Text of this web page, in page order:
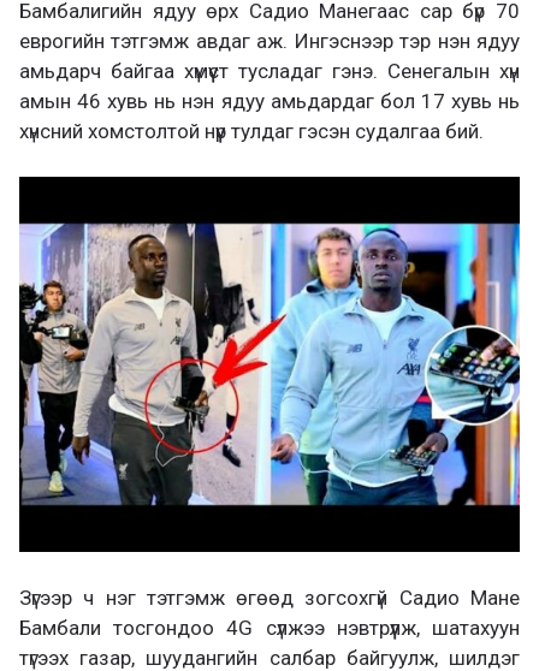
Бамбалигийн ядуу өрх Садио Манегаас сар бүр 70
еврогийн тэтгэмж авдаг аж. Ингэснээр тэр нэн ядуу
амьдарч байгаа хүмүүст тусладаг гэнэ. Сенегалын хүн
амын 46 хувь нь нэн ядуу амьдардаг бол 17 хувь нь
хүнсний хомстолтой нүүр тулдаг гэсэн судалгаа бий.
Зүгээр ч нэг тэтгэмж өгөөд зогсохгүй Садио Мане
Бамбали тосгондоо 4G сүлжээ нэвтрүүлж, шатахуун
түгээх газар, шуудангийн салбар байгуулж, шилдэг